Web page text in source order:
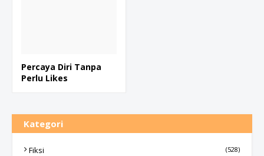
Percaya Diri Tanpa
Perlu Likes
Kategori
Fiksi (528)